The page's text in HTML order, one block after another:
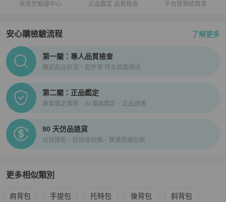
收貨至驗證中心 正品鑑定 品質檢查 平台發貨給買家
安心購檢驗流程 了解更多
PopChill拍拍圈正品驗證、安心購檢驗流程介紹
第一關：專人品質檢查
確認商品狀況、配件等 符合頁面描述
第二關：正品鑑定
專業鑑定團隊、AI 儀器鑑定、正品證書
90 天仿品退貨
出貨錄影、防掉換封條、雙重防護包裝
更多相似類別
更多3.1 Phillip Lim女包 相似商品推薦
肩背包 手提包 托特包 後背包 斜背包